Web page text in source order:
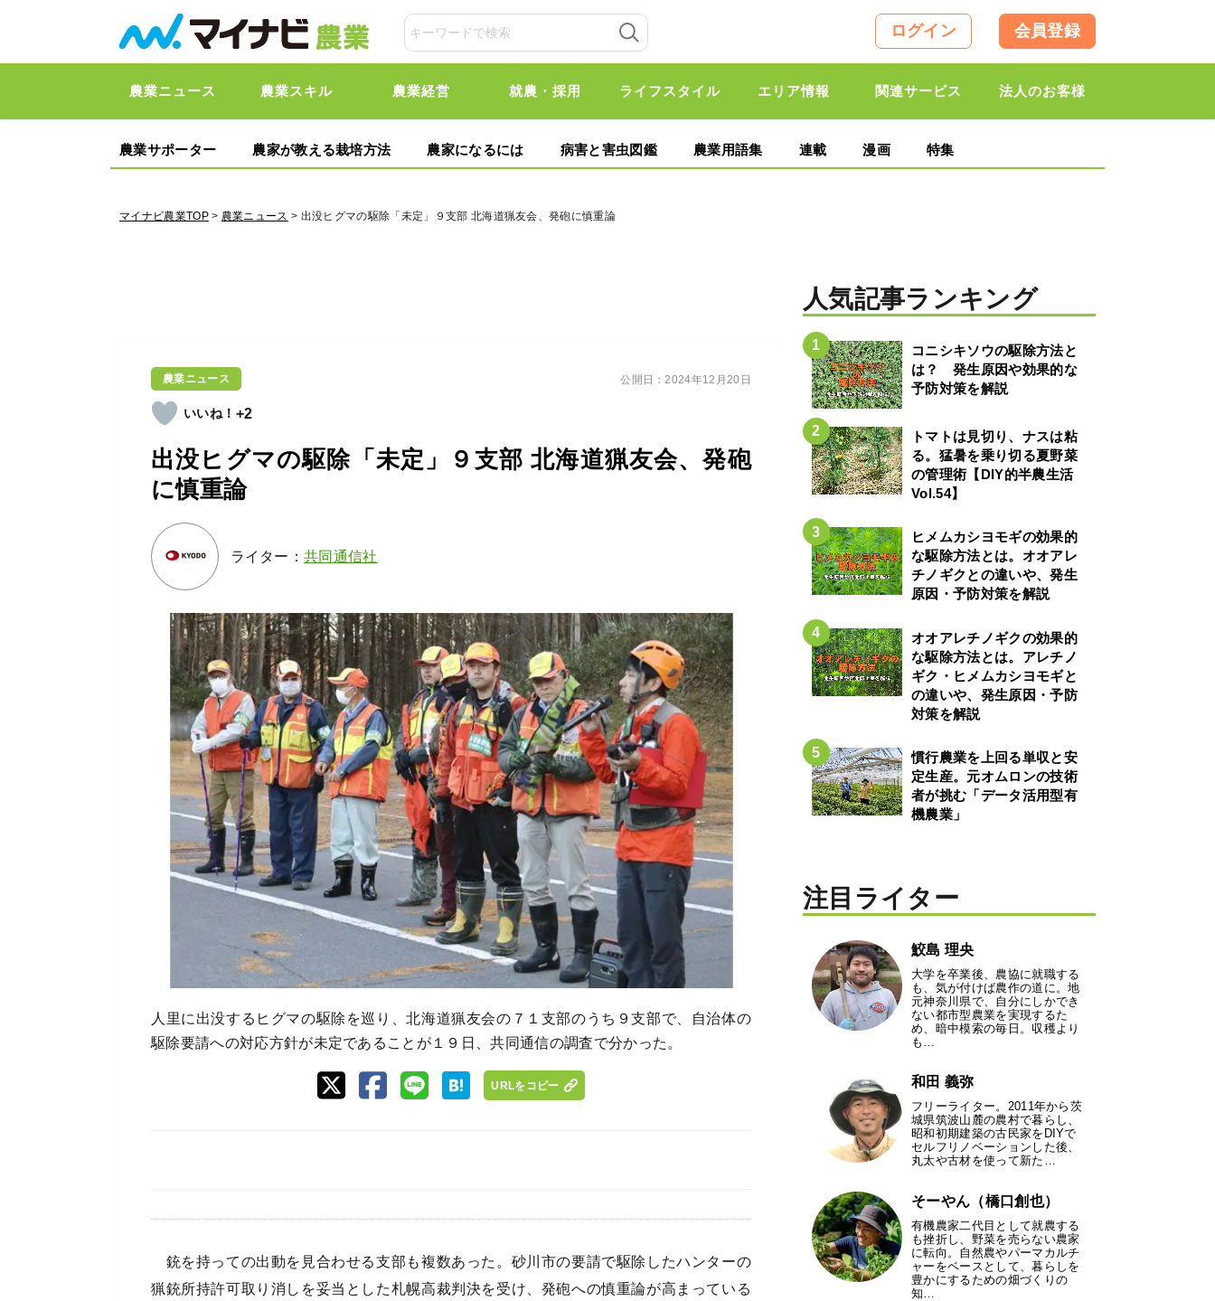
ログイン 会員登録
農業ニュース 農業スキル 農業経営 就農・採用 ライフスタイル エリア情報 関連サービス 法人のお客様
農業サポーター 農家が教える栽培方法 農家になるには 病害と害虫図鑑 農業用語集 連載 漫画 特集
マイナビ農業TOP> 農業ニュース > 出没ヒグマの駆除「未定」９支部 北海道猟友会、発砲に慎重論
農業ニュース
+2
出没ヒグマの駆除「未定」９支部 北海道猟友会、発砲
に慎重論
ライター：共同通信社
公開日：2024年12月20日
人里に出没するヒグマの駆除を巡り、北海道猟友会の７１支部のうち９支部で、自治体の
駆除要請への対応方針が未定であることが１９日、共同通信の調査で分かった。
URLをコピー
銃を持っての出動を見合わせる支部も複数あった。砂川市の要請で駆除したハンターの
猟銃所持許可取り消しを妥当とした札幌高裁判決を受け、発砲への慎重論が高まっている
人気記事ランキング
コニシキソウの駆除方法と
は？ 発生原因や効果的な
予防対策を解説
トマトは見切り、ナスは粘
る。猛暑を乗り切る夏野菜
の管理術【DIY的半農生活
Vol.54】
ヒメムカシヨモギの効果的
な駆除方法とは。オオアレ
チノギクとの違いや、発生
原因・予防対策を解説
オオアレチノギクの効果的
な駆除方法とは。アレチノ
ギク・ヒメムカシヨモギと
の違いや、発生原因・予防
対策を解説
慣行農業を上回る単収と安
定生産。元オムロンの技術
者が挑む「データ活用型有
機農業」
注目ライター
鮫島 理央
大学を卒業後、農協に就職する
も、気が付けば農作の道に。地
元神奈川県で、自分にしかでき
ない都市型農業を実現するた
め、暗中模索の毎日。収穫より
も…
和田 義弥
フリーライター。2011年から茨
城県筑波山麓の農村で暮らし、
昭和初期建築の古民家をDIYで
セルフリノベーションした後、
丸太や古材を使って新た…
そーやん（橋口創也）
有機農家二代目として就農する
も挫折し、野菜を売らない農家
に転向。自然農やパーマカルチ
ャーをベースとして、暮らしを
豊かにするための畑づくりの
知…